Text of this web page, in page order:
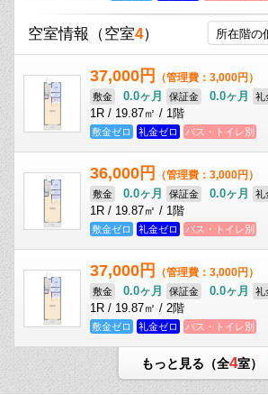
空室情報 （空室4）
37,000円 （管理費：3,000円）
敷金 0.0ヶ月 保証金 0.0ヶ月 礼
1R / 19.87㎡ / 1階
敷金ゼロ 礼金ゼロ バス・トイレ別
36,000円 （管理費：3,000円）
敷金 0.0ヶ月 保証金 0.0ヶ月 礼
1R / 19.87㎡ / 1階
敷金ゼロ 礼金ゼロ バス・トイレ別
37,000円 （管理費：3,000円）
敷金 0.0ヶ月 保証金 0.0ヶ月 礼
1R / 19.87㎡ / 2階
敷金ゼロ 礼金ゼロ バス・トイレ別
もっと見る（全4室）